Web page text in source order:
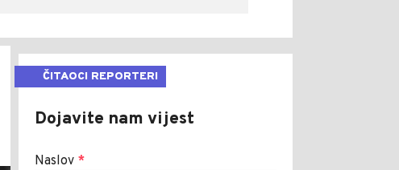
ČITAOCI REPORTERI
Dojavite nam vijest
Naslov *